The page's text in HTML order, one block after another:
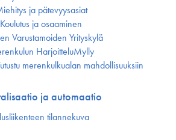
ja pätevyys­asiat
Koulutus ja osaaminen
Varustamoiden Yrityskylä
HarjoitteluMylly
merenkulkualan mahdollisuuksiin
ja automaatio
tilannekuva